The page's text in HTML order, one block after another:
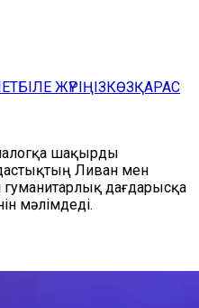
БІЛЕ ЖҮРІҢІЗКӨЗҚАРАС
шақырды
Ливан мен
гуманитарлық дағдарысқа
мәлімдеді.